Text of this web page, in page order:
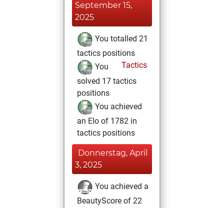
September 15,
2025
You totalled 21
tactics positions
Tactics
You
solved 17 tactics
positions
You achieved
an Elo of 1782 in
tactics positions
Donnerstag, April
3, 2025
You achieved a
BeautyScore of 22